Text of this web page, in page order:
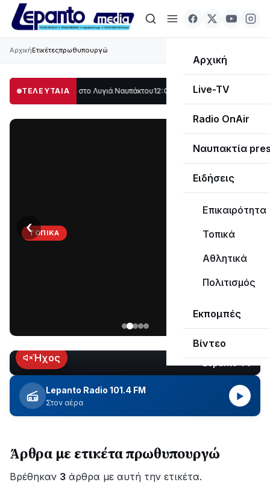
Αρχική
Live-TV
Radio OnAir
Ναυπακτία
Ειδήσεις
Επικαιρότητα
Τοπικά
Αθλητικά
Πολιτισμός
Εκπομπές
Βίντεο
ΑρχικήΕτικέτεςπρωθυπουργώ
ΤΕΛΕΥΤΑΙΑ
μέρος στο Λυγιά Ναυπάκτου12:08 Σε τροχιά υλοποίησης η Παράκαμψη
ΤΟΠΙΚΆ
Ναυπάκτου
εδώ
και
περίπου
δύο
ώρες
εξέλιξη
οι
εργασίες
‹
LIVEΉχος
Lepanto Radio 101.4 FM
Στον αέρα
▶
Άρθρα με ετικέτα πρωθυπουργώ
Βρέθηκαν 3 άρθρα με αυτή την ετικέτα.